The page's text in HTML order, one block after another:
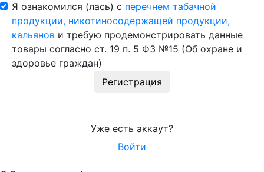
Я ознакомился (лась) с перечнем табачной
продукции, никотиносодержащей продукции,
кальянов и требую продемонстрировать данные
товары согласно ст. 19 п. 5 ФЗ №15 (Об охране и
здоровье граждан)
Регистрация
Уже есть аккаут?
Войти